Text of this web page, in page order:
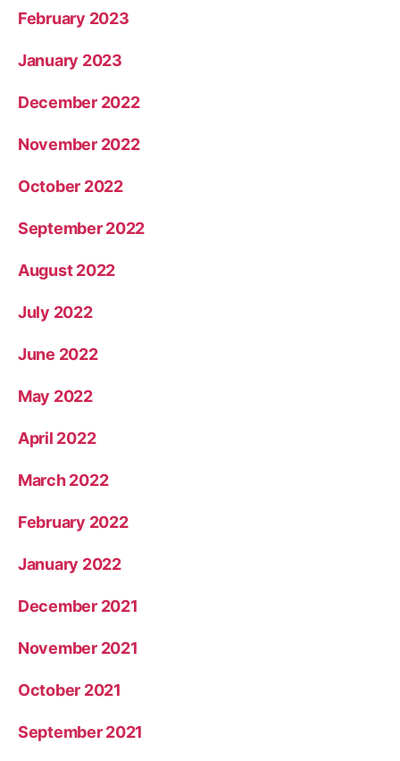
February 2023
January 2023
December 2022
November 2022
October 2022
September 2022
August 2022
July 2022
June 2022
May 2022
April 2022
March 2022
February 2022
January 2022
December 2021
November 2021
October 2021
September 2021